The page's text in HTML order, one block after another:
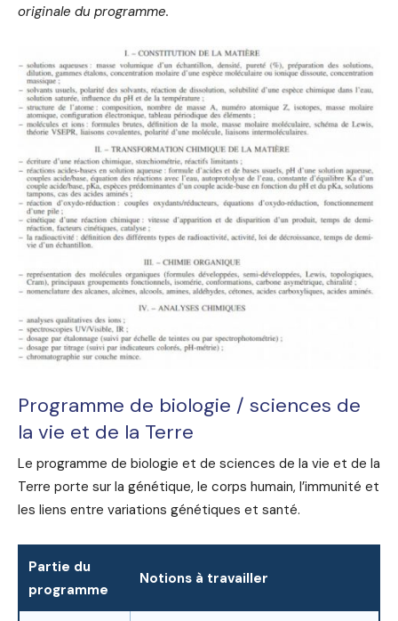
originale du programme.
Programme de biologie / sciences de
la vie et de la Terre
Le programme de biologie et de sciences de la vie et de la
Terre porte sur la génétique, le corps humain, l’immunité et
les liens entre variations génétiques et santé.
Partie du
programme
Notions à travailler